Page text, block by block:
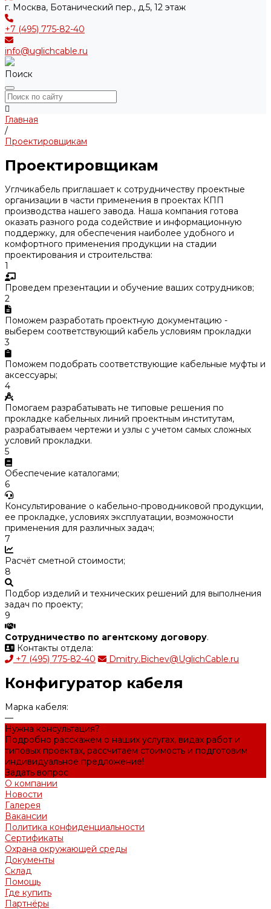
г. Москва, Ботанический пер., д.5, 12 этаж
+7 (495) 775-82-40
info@uglichcable.ru
Поиск
Главная
/
Проектировщикам
Проектировщикам
Углчикабель приглашает к сотрудничеству проектные
организации в части применения в проектах КПП
производства нашего завода. Наша компания готова
оказать разного рода содействие и информационную
поддержку, для обеспечения наиболее удобного и
комфортного применения продукции на стадии
проектирования и строительства:
1
Проведем презентации и обучение ваших сотрудников;
2
Поможем разработать проектную документацию -
выберем соответствующий кабель условиям прокладки
3
Поможем подобрать соответствующие кабельные муфты и
аксессуары;
4
Помогаем разрабатывать не типовые решения по
прокладке кабельных линий проектным институтам,
разрабатываем чертежи и узлы с учетом самых сложных
условий прокладки.
5
Обеспечение каталогами;
6
Консультирование о кабельно-проводниковой продукции,
ее прокладке, условиях эксплуатации, возможности
применения для различных задач;
7
Расчёт сметной стоимости;
8
Подбор изделий и технических решений для выполнения
задач по проекту;
9
Сотрудничество по агентскому договору.
Контакты отдела:
+7 (495) 775-82-40
Dmitry.Bichev@UglichCable.ru
Конфигуратор кабеля
Марка кабеля:
—
Нужна консультация?
Подробно расскажем о наших услугах, видах работ и
типовых проектах, рассчитаем стоимость и подготовим
индивидуальное предложение!
Задать вопрос
О компании
Новости
Галерея
Вакансии
Политика конфиденциальности
Сертификаты
Охрана окружающей среды
Документы
Склад
Помощь
Где купить
Партнёры